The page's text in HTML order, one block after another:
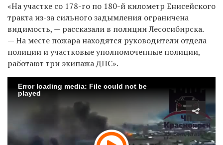
«На участке со 178-го по 180-й километр Енисейского
тракта из-за сильного задымления ограничена
видимость, — рассказали в полиции Лесосибирска.
— На месте пожара находятся руководители отдела
полиции и участковые уполномоченные полиции,
работают три экипажа ДПС».
Error loading media: File could not be
played